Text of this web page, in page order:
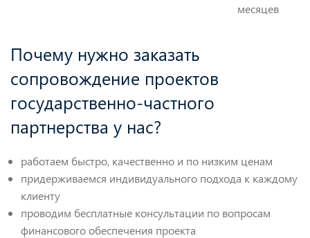
месяцев
Почему нужно заказать
сопровождение проектов
государственно-частного
партнерства у нас?
работаем быстро, качественно и по низким ценам
придерживаемся индивидуального подхода к каждому
клиенту
проводим бесплатные консультации по вопросам
финансового обеспечения проекта